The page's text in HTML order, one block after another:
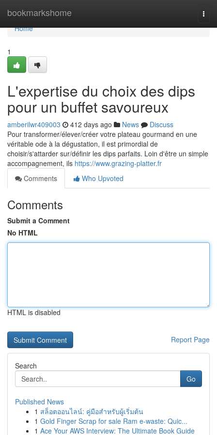
bookmarkshome
Home
Home
1
L'expertise du choix des dips
pour un buffet savoureux
amberilwr409003 412 days ago News
Discuss
Pour transformer/élever/créer votre plateau gourmand en une
véritable ode à la dégustation, il est primordial de
choisir/s'attarder sur/définir les dips parfaits. Loin d'être un simple
accompagnement, ils https://www.grazing-platter.fr
Comments
Who Upvoted
Comments
Submit a Comment
No HTML
HTML is disabled
Report Page
Search
Go
Published News
1 สล็อตออนไลน์: คู่มือสำหรับผู้เริ่มต้น
1 Gold Finger Scrap for sale Ram e-waste: Quic...
1 Ace Your AWS Interview: The Ultimate Book Guide